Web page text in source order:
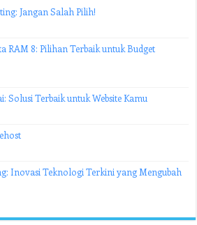
Jangan Salah Pilih!
RAM 8: Pilihan Terbaik untuk Budget
Solusi Terbaik untuk Website Kamu
Inovasi Teknologi Terkini yang Mengubah